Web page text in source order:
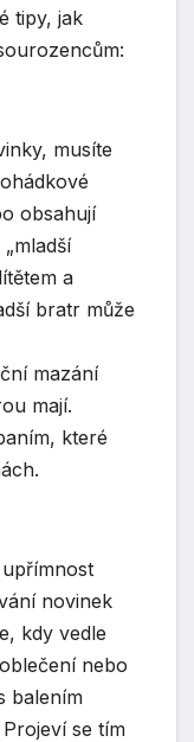
tipy, jak
musíte
obsahují
a
bratr může
mazání
mají.
které
novinek
kdy vedle
nebo
balením
se tím